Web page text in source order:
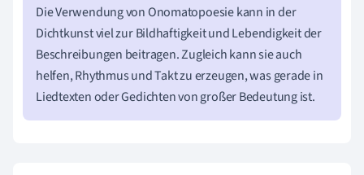
Die Verwendung von Onomatopoesie kann in der
Dichtkunst viel zur Bildhaftigkeit und Lebendigkeit der
Beschreibungen beitragen. Zugleich kann sie auch
helfen, Rhythmus und Takt zu erzeugen, was gerade in
Liedtexten oder Gedichten von großer Bedeutung ist.